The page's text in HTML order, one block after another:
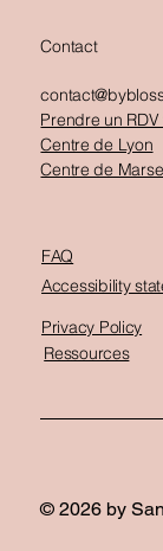
FAQ
Ressources
Accessibility
Privacy Policy
Contact
Prendre un
Centre de Lyon
Centre de
© 2026 by